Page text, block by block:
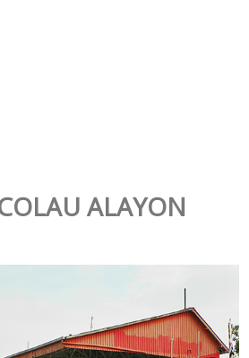
ALAYON